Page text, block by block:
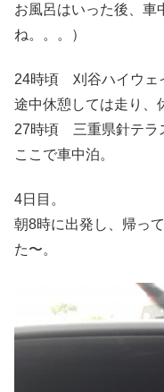
お風呂はいった後、車
ね。。。）
24時頃 刈谷ハイウェ
途中休憩しては走り、
27時頃 三重県針テラ
ここで車中泊。
4日目。
朝8時に出発し、帰っ
た〜。